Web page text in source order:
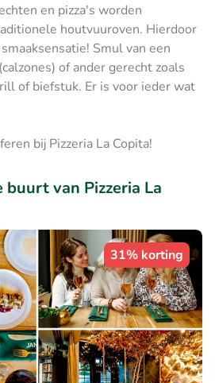
en pizza's worden
houtvuuroven. Hierdoor
Smul van een
of ander gerecht zoals
of biefstuk. Er is voor ieder wat
bij Pizzeria La Copita!
van Pizzeria La
31% korting